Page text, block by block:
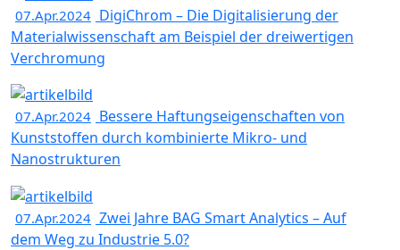
07.Apr.2024 DigiChrom – Die Digitalisierung der
Materialwissenschaft am Beispiel der dreiwertigen
Verchromung
07.Apr.2024 Bessere Haftungseigenschaften von
Kunststoffen durch kombinierte Mikro- und
Nanostrukturen
07.Apr.2024 Zwei Jahre BAG Smart Analytics – Auf
dem Weg zu Industrie 5.0?